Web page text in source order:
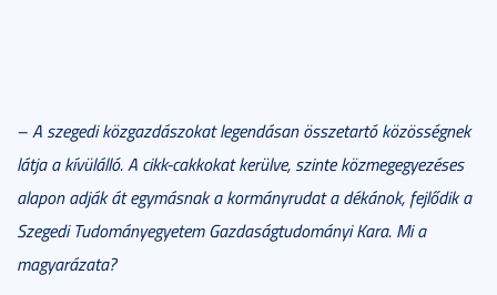
– A szegedi közgazdászokat legendásan összetartó közösségnek
látja a kívülálló. A cikk-cakkokat kerülve, szinte közmegegyezéses
alapon adják át egymásnak a kormányrudat a dékánok, fejlődik a
Szegedi Tudományegyetem Gazdaságtudományi Kara. Mi a
magyarázata?